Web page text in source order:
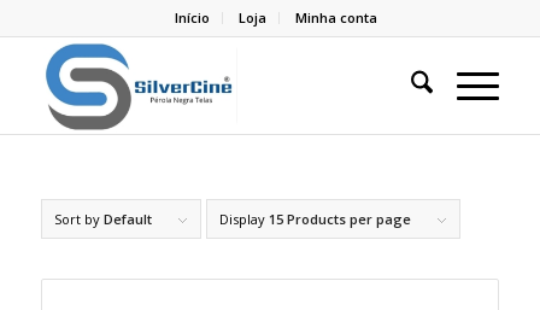
Início Loja Minha conta
Sort by Default Display 15 Products per page